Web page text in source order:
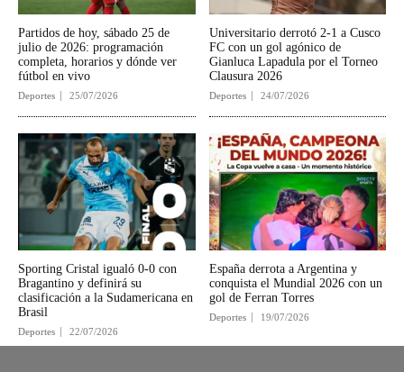
Partidos de hoy, sábado 25 de
julio de 2026: programación
completa, horarios y dónde ver
fútbol en vivo
Deportes 25/07/2026
Universitario derrotó 2-1 a Cusco
FC con un gol agónico de
Gianluca Lapadula por el Torneo
Clausura 2026
Deportes 24/07/2026
Sporting Cristal igualó 0-0 con
Bragantino y definirá su
clasificación a la Sudamericana en
Brasil
Deportes 22/07/2026
España derrota a Argentina y
conquista el Mundial 2026 con un
gol de Ferran Torres
Deportes 19/07/2026